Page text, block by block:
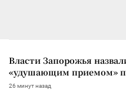
Власти Запорожья
«удушающим приемом»
26 минут назад